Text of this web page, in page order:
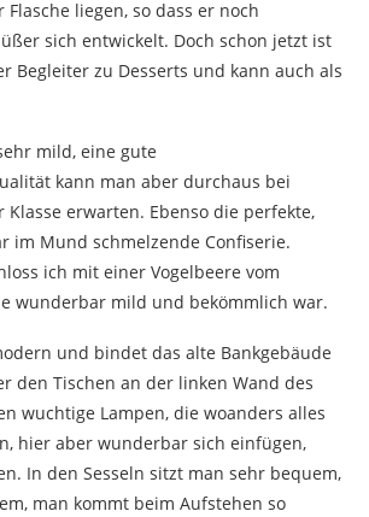
Flasche liegen, so dass er noch
sich entwickelt. Doch schon jetzt ist
Begleiter zu Desserts und kann auch als
mild, eine gute
kann man aber durchaus bei
Klasse erwarten. Ebenso die perfekte,
im Mund schmelzende Confiserie.
ich mit einer Vogelbeere vom
wunderbar mild und bekömmlich war.
und bindet das alte Bankgebäude
den Tischen an der linken Wand des
wuchtige Lampen, die woanders alles
hier aber wunderbar sich einfügen,
In den Sesseln sitzt man sehr bequem,
man kommt beim Aufstehen so